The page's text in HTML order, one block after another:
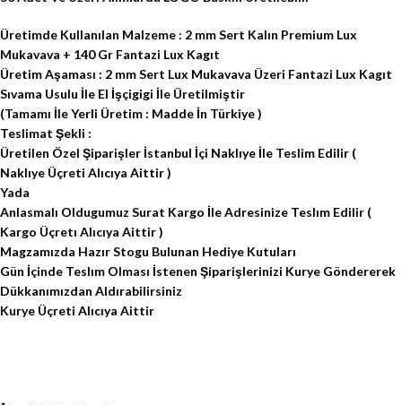
Üretimde Kullanılan Malzeme : 2 mm Sert Kalın Premium Lux
Mukavava + 140 Gr Fantazi Lux Kagıt
Üretim Aşaması : 2 mm Sert Lux Mukavava Üzeri Fantazi Lux Kagıt
Sıvama Usulu İle El İşçigigi İle Üretilmiştir
(Tamamı İle Yerli Üretim : Madde İn Türkiye )
Teslimat Şekli :
Üretilen Özel Şiparişler İstanbul İçi Naklıye İle Teslim Edilir (
Naklıye Üçreti Alıcıya Aittir )
Yada
Anlasmalı Oldugumuz Surat Kargo İle Adresinize Teslım Edilir (
Kargo Üçretı Alıcıya Aittir )
Magzamızda Hazır Stogu Bulunan Hediye Kutuları
Gün İçinde Teslım Olması İstenen Şiparişlerinizi Kurye Göndererek
Dükkanımızdan Aldırabilirsiniz
Kurye Üçreti Alıcıya Aittir